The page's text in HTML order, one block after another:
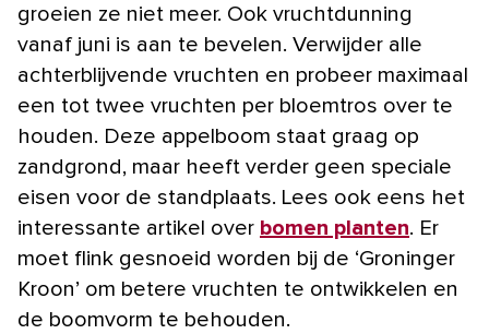
groeien ze niet meer. Ook vruchtdunning
vanaf juni is aan te bevelen. Verwijder alle
achterblijvende vruchten en probeer maximaal
een tot twee vruchten per bloemtros over te
houden. Deze appelboom staat graag op
zandgrond, maar heeft verder geen speciale
eisen voor de standplaats. Lees ook eens het
interessante artikel over bomen planten. Er
moet flink gesnoeid worden bij de ‘Groninger
Kroon’ om betere vruchten te ontwikkelen en
de boomvorm te behouden.